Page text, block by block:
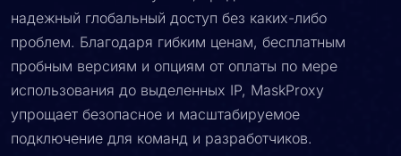
надежный глобальный доступ без каких-либо
проблем. Благодаря гибким ценам, бесплатным
пробным версиям и опциям от оплаты по мере
использования до выделенных IP, MaskProxy
упрощает безопасное и масштабируемое
подключение для команд и разработчиков.